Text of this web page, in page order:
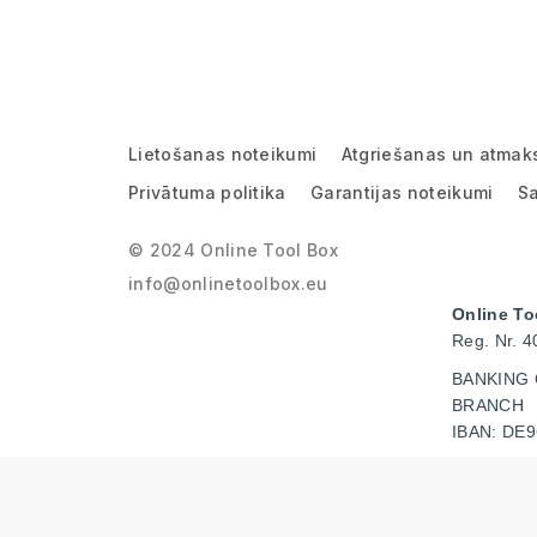
Lietošanas noteikumi
Atgriešanas un
Privātuma politika
Garantijas noteikumi
© 2024 Online Tool Box
info@onlinetoolbox.eu
Online
Reg. Nr.
BANKING
BRANCH
IBAN: